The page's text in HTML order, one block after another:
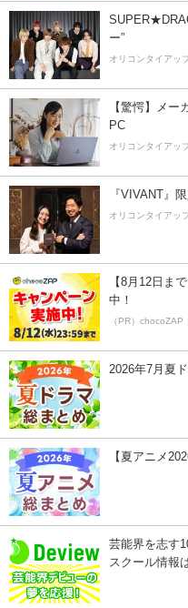
ー”
オリコンタイアッ
【驚愕】メ
PC
オリコンタイアッ
『VIVANT』
オリコンタイアッ
【8月12日ま
中！
（PR）chocoZAP
2026年7月夏
【夏アニメ
芸能界を志す
スクール情報